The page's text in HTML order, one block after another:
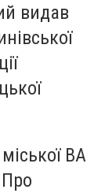
видав
ВА